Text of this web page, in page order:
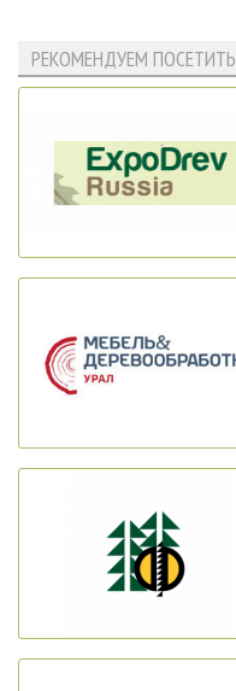
РЕКОМЕНДУЕМ ПОСЕТИТЬ